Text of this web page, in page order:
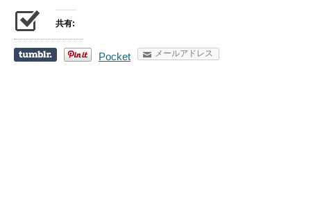
共有:
Pocket メールアドレス